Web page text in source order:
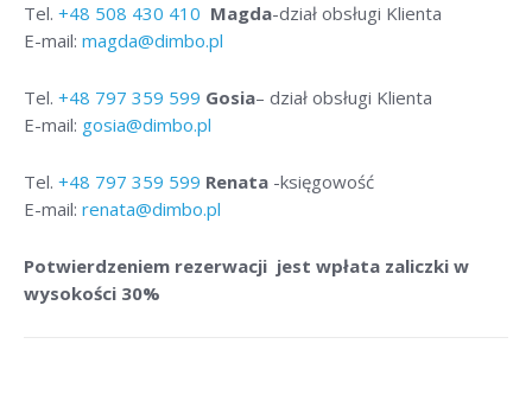
Tel. +48 508 430 410 Magda-dział obsługi Klienta
E-mail: magda@dimbo.pl
Tel. +48 797 359 599 Gosia– dział obsługi Klienta
E-mail: gosia@dimbo.pl
Tel. +48 797 359 599 Renata -księgowość
E-mail: renata@dimbo.pl
Potwierdzeniem rezerwacji jest wpłata zaliczki w
wysokości 30%